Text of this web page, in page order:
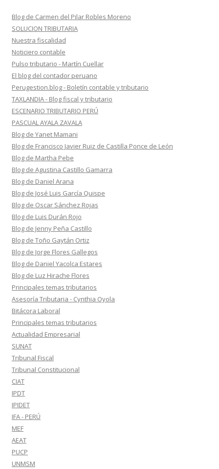
Blog de Carmen del Pilar Robles Moreno
SOLUCION TRIBUTARIA
Nuestra fiscalidad
Noticiero contable
Pulso tributario - Martín Cuellar
El blog del contador peruano
Perugestion.blog - Boletín contable y tributario
TAXLANDIA - Blog fiscal y tributario
ESCENARIO TRIBUTARIO PERÚ
PASCUAL AYALA ZAVALA
Blog de Yanet Mamani
Blog de Francisco Javier Ruiz de Castilla Ponce de León
Blog de Martha Pebe
Blog de Agustina Castillo Gamarra
Blog de Daniel Arana
Blog de José Luis García Quispe
Blog de Oscar Sánchez Rojas
Blog de Luis Durán Rojo
Blog de Jenny Peña Castillo
Blog de Toño Gaytán Ortiz
Blog de Jorge Flores Gallegos
Blog de Daniel Yacolca Estares
Blog de Luz Hirache Flores
Principales temas tributarios
Asesoría Tributaria - Cynthia Oyola
Bitácora Laboral
Principales temas tributarios
Actualidad Empresarial
SUNAT
Tribunal Fiscal
Tribunal Constitucional
CIAT
IPDT
IPIDET
IFA - PERÚ
MEF
AEAT
PUCP
UNMSM